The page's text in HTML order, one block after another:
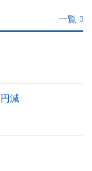
一覧
減